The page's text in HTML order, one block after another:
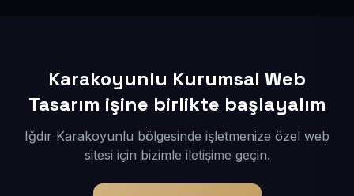
Karakoyunlu Kurumsal Web
Tasarım işine birlikte başlayalım
Iğdır Karakoyunlu bölgesinde işletmenize özel web
sitesi için bizimle iletişime geçin.